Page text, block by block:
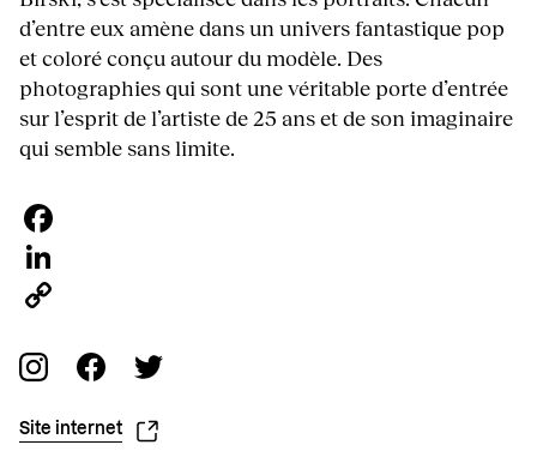
d’entre eux amène dans un univers fantastique pop
et coloré conçu autour du modèle. Des
photographies qui sont une véritable porte d’entrée
sur l’esprit de l’artiste de 25 ans et de son imaginaire
qui semble sans limite.
Facebook
LinkedIn
Link
Site internet